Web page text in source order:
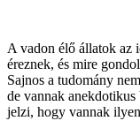
A vadon élő állatok az
éreznek, és mire
Sajnos a tudomány
de vannak
jelzi, hogy vannak